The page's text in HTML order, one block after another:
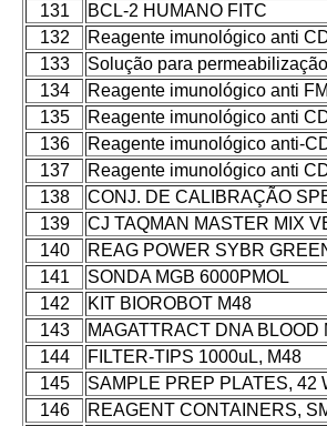
131
BCL-2 HUMANO FITC
132
Reagente imunológico anti
133
Solução para
134
Reagente imunológico anti
135
Reagente imunológico anti
136
Reagente imunológico anti-
137
Reagente imunológico anti
138
CONJ. DE CALIBRAÇÃO
139
CJ TAQMAN MASTER MIX
140
REAG POWER SYBR
141
SONDA MGB 6000PMOL
142
KIT BIOROBOT M48
143
MAGATTRACT DNA BLOOD
144
FILTER-TIPS 1000uL, M48
145
SAMPLE PREP PLATES, 42
146
REAGENT CONTAINERS,